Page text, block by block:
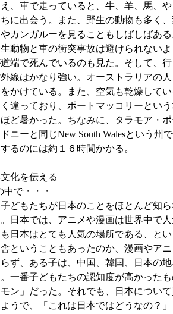
、車で走っていると、牛、羊、馬、
に出会う。また、野生の動物も多く
カンガルーを見ることもしばしばあ
動物と車の衝突事故は避けられない
端で死んでいるのも見た。そして、
線はかなり強い。オーストラリアの
かけている。また、空気も乾燥して
く違っており、ポートマッコリーとい
ど暑かった。ちなみに、タラモア・
ニーと同じNew South Walesという州
るのには約１６時間かかる。
化を伝える
中で・・・
どもたちが日本のことをほとんど知
日本では、アニメや漫画は世界中で
日本はとても人気の場所である、と
ということもあったのか、漫画やア
らず、ある子は、中国、韓国、日本の
一番子どもたちの認知度が高かった
モン」だった。それでも、日本につい
うで、「これは日本ではどうなの？